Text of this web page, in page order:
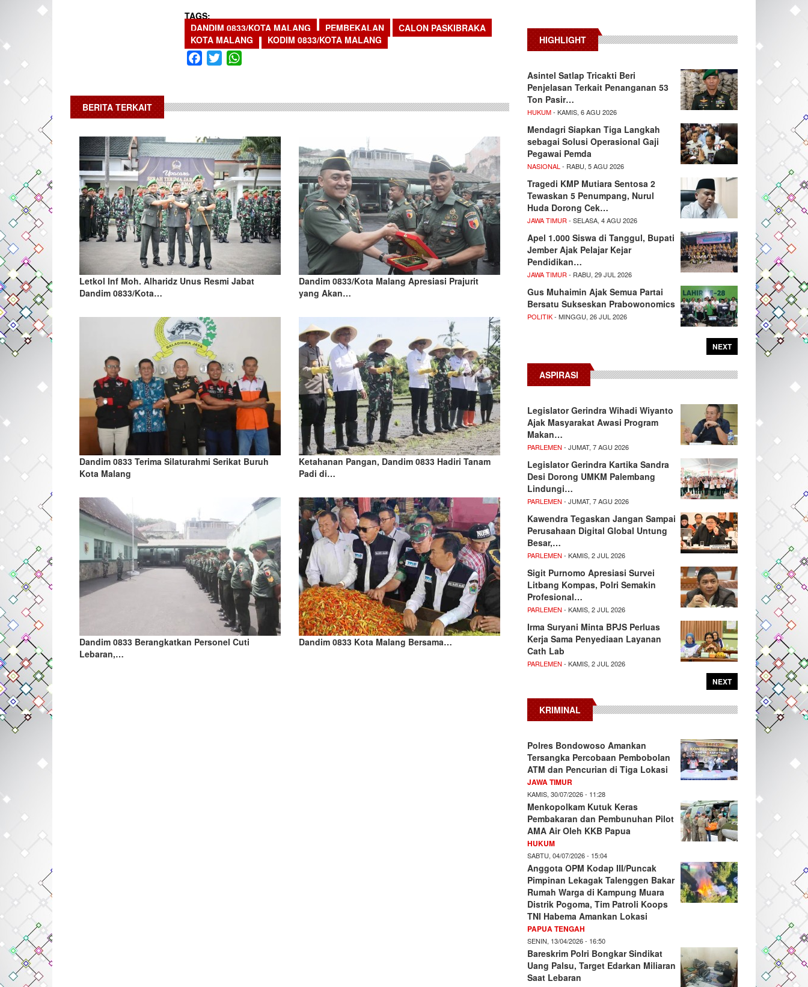
TAGS
DANDIM 0833/KOTA MALANG
PEMBEKALAN
CALON PASKIBRAKA
KOTA MALANG
KODIM 0833/KOTA MALANG
Facebook
Twitter
BERITA TERKAIT
Letkol Inf Moh. Alharidz Unus Resmi Jabat
Dandim 0833/Kota…
Dandim 0833/Kota Malang Apresiasi Prajurit
yang Akan…
Dandim 0833 Terima Silaturahmi Serikat Buruh
Kota Malang
Ketahanan Pangan, Dandim 0833 Hadiri Tanam
Padi di…
Dandim 0833 Berangkatkan Personel Cuti
Lebaran,…
Dandim 0833 Kota Malang Bersama…
HIGHLIGHT
Asintel Satlap Tricakti Beri
Penjelasan Terkait Penanganan 53
Ton Pasir…
HUKUM- KAMIS, 6 AGU 2026
Mendagri Siapkan Tiga Langkah
sebagai Solusi Operasional Gaji
Pegawai Pemda
NASIONAL - RABU, 5 AGU 2026
Tragedi KMP Mutiara Sentosa 2
Tewaskan 5 Penumpang, Nurul
Huda Dorong Cek…
JAWA TIMUR - SELASA, 4 AGU 2026
Apel 1.000 Siswa di Tanggul, Bupati
Jember Ajak Pelajar Kejar
Pendidikan…
JAWA TIMUR - RABU, 29 JUL 2026
Gus Muhaimin Ajak Semua Partai
Bersatu Sukseskan Prabowonomics
POLITIK- MINGGU, 26 JUL 2026
NEXT
ASPIRASI
Legislator Gerindra Wihadi Wiyanto
Ajak Masyarakat Awasi Program
Makan…
PARLEMEN - JUMAT, 7 AGU 2026
Legislator Gerindra Kartika Sandra
Desi Dorong UMKM Palembang
Lindungi…
PARLEMEN - JUMAT, 7 AGU 2026
Kawendra Tegaskan Jangan Sampai
Perusahaan Digital Global Untung
Besar,…
PARLEMEN - KAMIS, 2 JUL 2026
Sigit Purnomo Apresiasi Survei
Litbang Kompas, Polri Semakin
Profesional…
PARLEMEN - KAMIS, 2 JUL 2026
Irma Suryani Minta BPJS Perluas
Kerja Sama Penyediaan Layanan
Cath Lab
PARLEMEN - KAMIS, 2 JUL 2026
NEXT
KRIMINAL
Polres Bondowoso Amankan
Tersangka Percobaan Pembobolan
ATM dan Pencurian di Tiga Lokasi
JAWA TIMUR
KAMIS, 30/07/2026 - 11:28
Menkopolkam Kutuk Keras
Pembakaran dan Pembunuhan Pilot
AMA Air Oleh KKB Papua
HUKUM
SABTU, 04/07/2026 - 15:04
Anggota OPM Kodap III/Puncak
Pimpinan Lekagak Talenggen Bakar
Rumah Warga di Kampung Muara
Distrik Pogoma, Tim Patroli Koops
TNI Habema Amankan Lokasi
PAPUA TENGAH
SENIN, 13/04/2026 - 16:50
Bareskrim Polri Bongkar Sindikat
Uang Palsu, Target Edarkan Miliaran
Saat Lebaran